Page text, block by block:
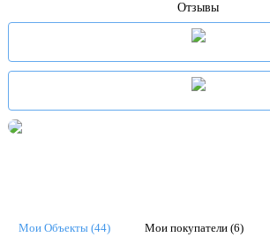
Отзывы
Мои Объекты (44) Мои покупатели (6)